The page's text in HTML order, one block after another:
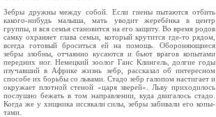
Зебры дружны между собой. Если гиены пыта­ются отбить
какого-нибудь малыша, мать уводит жеребёнка в центр
группы, и вся семья становится на его защиту. Во время родов
самку охраняет глава семьи, который крутится где-то рядом,
всегда готовый броситься ей на помощь. Обороняющиеся
зебры злобны, отчаянно кусаются и бьют врагов копытами
передних ног. Немецкий зоолог Ганс Клингель, долгие годы
изучавший в Африке жизнь зебр, рассказал об интересном
спосо­бе их борьбы со львами. Стадо зебр галопом настигает и
окружает плотной стеной «царя зве­рей». Льву приходилось
послушно бежать в том на­правлении, куда двигалось стадо.
Когда же у хищника иссякали силы, зебры забивали его копы­
тами.